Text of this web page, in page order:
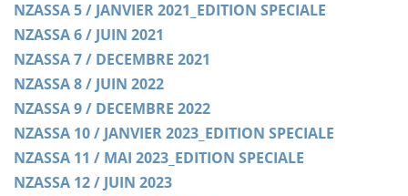
NZASSA 5 / JANVIER 2021_EDITION SPECIALE
NZASSA 6 / JUIN 2021
NZASSA 7 / DECEMBRE 2021
NZASSA 8 / JUIN 2022
NZASSA 9 / DECEMBRE 2022
NZASSA 10 / JANVIER 2023_EDITION SPECIALE
NZASSA 11 / MAI 2023_EDITION SPECIALE
NZASSA 12 / JUIN 2023